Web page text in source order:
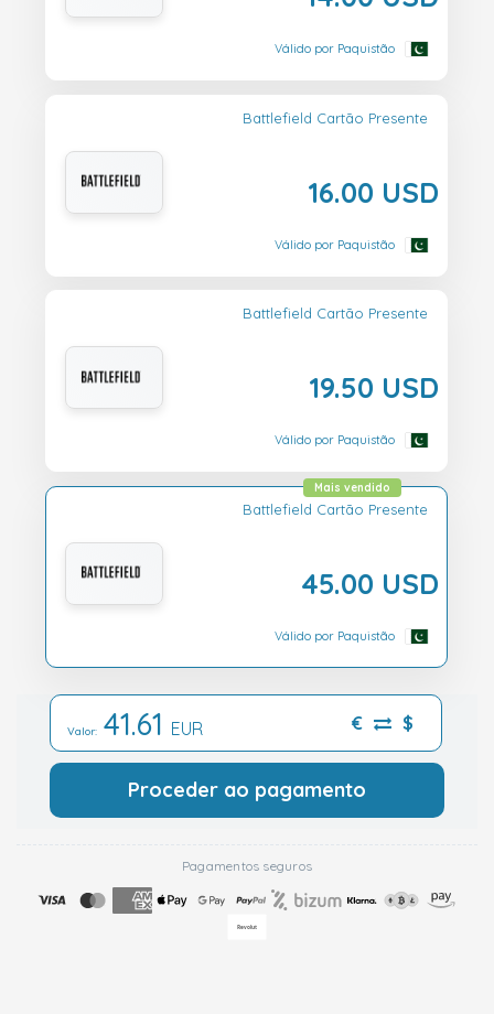
Válido por Paquistão
Battlefield Cartão Presente
16.00 USD
Válido por Paquistão
Battlefield Cartão Presente
19.50 USD
Válido por Paquistão
Battlefield Cartão Presente
45.00 USD
Mais vendido
Válido por Paquistão
Valor: 41.61 EUR € $
Proceder ao pagamento
Pagamentos seguros